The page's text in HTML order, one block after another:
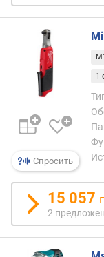
т
д
о
в
у
д
м
Спросить
1
15 057
2